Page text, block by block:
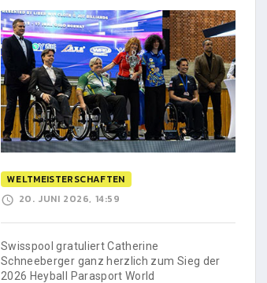
WELTMEISTERSCHAFTEN
20. JUNI 2026, 14:59
Swisspool gratuliert Catherine
Schneeberger ganz herzlich zum Sieg der
2026 Heyball Parasport World